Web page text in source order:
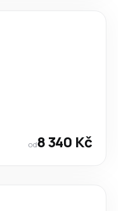
od8 340 Kč